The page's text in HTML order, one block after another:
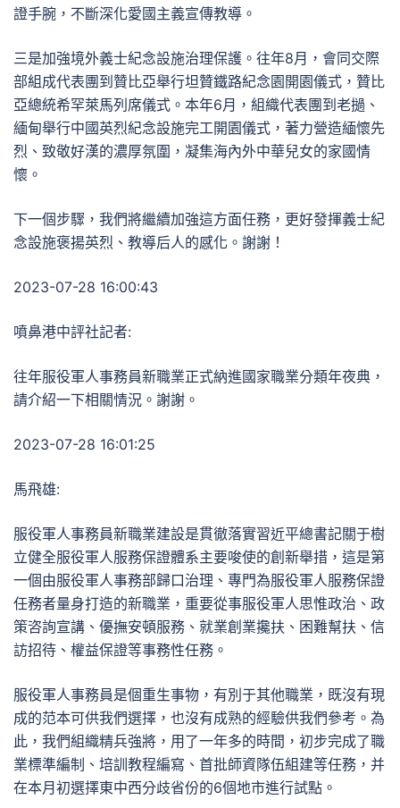
證手腕，不斷深化愛國主義宣傳教導。
三是加強境外義士紀念設施治理保護。往年8月，會同交際
部組成代表團到贊比亞舉行坦贊鐵路紀念園開園儀式，贊比
亞總統希罕萊馬列席儀式。本年6月，組織代表團到老撾、
緬甸舉行中國英烈紀念設施完工開園儀式，著力營造緬懷先
烈、致敬好漢的濃厚氛圍，凝集海內外中華兒女的家國情
懷。
下一個步驟，我們將繼續加強這方面任務，更好發揮義士紀
念設施褒揚英烈、教導后人的感化。謝謝！
2023-07-28 16:00:43
噴鼻港中評社記者:
往年服役軍人事務員新職業正式納進國家職業分類年夜典，
請介紹一下相關情況。謝謝。
2023-07-28 16:01:25
馬飛雄:
服役軍人事務員新職業建設是貫徹落實習近平總書記關于樹
立健全服役軍人服務保證體系主要唆使的創新舉措，這是第
一個由服役軍人事務部歸口治理、專門為服役軍人服務保證
任務者量身打造的新職業，重要從事服役軍人思惟政治、政
策咨詢宣講、優撫安頓服務、就業創業攙扶、困難幫扶、信
訪招待、權益保證等事務性任務。
服役軍人事務員是個重生事物，有別于其他職業，既沒有現
成的范本可供我們選擇，也沒有成熟的經驗供我們參考。為
此，我們組織精兵強將，用了一年多的時間，初步完成了職
業標準編制、培訓教程編寫、首批師資隊伍組建等任務，并
在本月初選擇東中西分歧省份的6個地市進行試點。